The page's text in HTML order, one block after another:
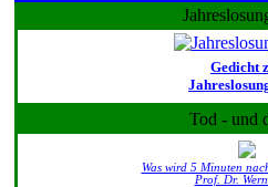
Gedicht
Tod - und
Was wird 5 Minuten
Prof. Dr.